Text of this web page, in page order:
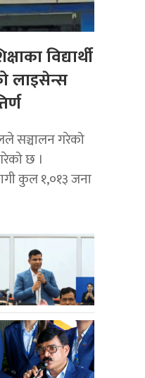
विद्यार्थी
लाइसेन्स
सञ्चालन गरेको
छ ।
कुल १,०१३ जना